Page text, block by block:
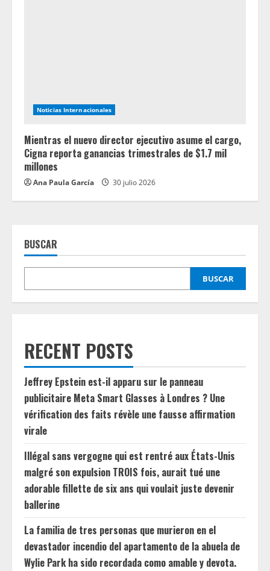
Noticias Internacionales
Mientras el nuevo director ejecutivo asume el cargo,
Cigna reporta ganancias trimestrales de $1.7 mil
millones
Ana Paula García 30 julio 2026
BUSCAR
BUSCAR
RECENT POSTS
Jeffrey Epstein est-il apparu sur le panneau
publicitaire Meta Smart Glasses à Londres ? Une
vérification des faits révèle une fausse affirmation
virale
Illégal sans vergogne qui est rentré aux États-Unis
malgré son expulsion TROIS fois, aurait tué une
adorable fillette de six ans qui voulait juste devenir
ballerine
La familia de tres personas que murieron en el
devastador incendio del apartamento de la abuela de
Wylie Park ha sido recordada como amable y devota.